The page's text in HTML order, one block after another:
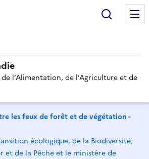
l’Alimentation, de l’Agriculture et de
les feux de forêt et de végétation -
écologique, de la Biodiversité,
et de la Pêche et le ministère de